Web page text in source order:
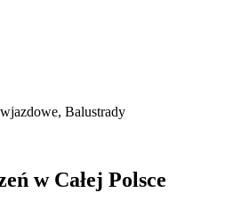
Balustrady
w Całej Polsce